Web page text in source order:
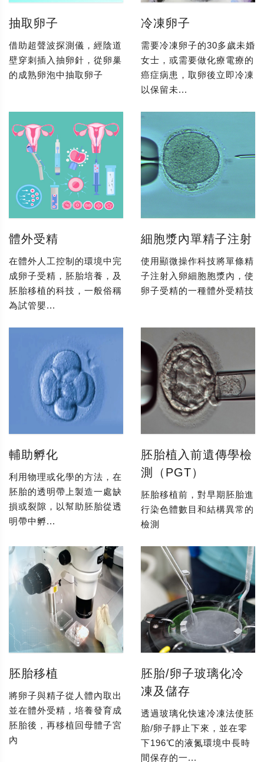
抽取卵子
借助超聲波探測儀，經陰道
壁穿刺插入抽卵針，從卵巢
的成熟卵泡中抽取卵子
冷凍卵子
需要冷凍卵子的30多歲未婚
女士，或需要做化療電療的
癌症病患，取卵後立即冷凍
以保留未...
體外受精
在體外人工控制的環境中完
成卵子受精，胚胎培養，及
胚胎移植的科技，一般俗稱
為試管嬰...
細胞漿內單精子注射
使用顯微操作科技將單條精
子注射入卵細胞胞漿內，使
卵子受精的一種體外受精技
輔助孵化
利用物理或化學的方法，在
胚胎的透明帶上製造一處缺
損或裂隙，以幫助胚胎從透
明帶中孵...
胚胎植入前遺傳學檢
測（PGT）
胚胎移植前，對早期胚胎進
行染色體數目和結構異常的
檢測
胚胎移植
將卵子與精子從人體內取出
並在體外受精，培養發育成
胚胎後，再移植回母體子宮
內
胚胎/卵子玻璃化冷
凍及儲存
透過玻璃化快速冷凍法使胚
胎/卵子靜止下來，並在零
下196℃的液氮環境中長時
間保存的一...